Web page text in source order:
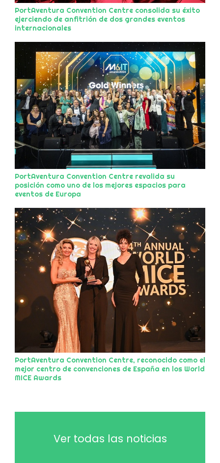
PortAventura Convention Centre consolida su éxito
ejerciendo de anfitrión de dos grandes eventos
internacionales
PortAventura Convention Centre revalida su
posición como uno de los mejores espacios para
eventos de Europa
PortAventura Convention Centre, reconocido como el
mejor centro de convenciones de España en los World
MICE Awards
Ver todas las noticias